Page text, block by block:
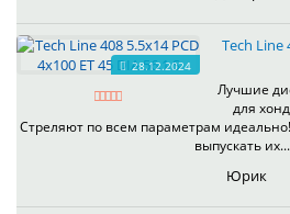
28.12.2024
Tech Line
Лучшие
для
Стреляют по всем параметрам
выпускать их...
Юрик